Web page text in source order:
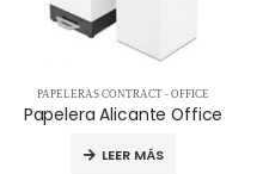
PAPELERAS DE RECICLAJE
PAPELERAS CONTRACT - OFFICE
Papelera Alicante Office
LEER MÁS